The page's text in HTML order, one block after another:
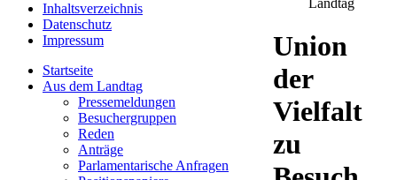
Inhaltsverzeichnis
Datenschutz
Impressum
Startseite
Aus dem Landtag
Pressemeldungen
Besuchergruppen
Reden
Anträge
Parlamentarische Anfragen
Landtag
Union
der
Vielfalt
zu